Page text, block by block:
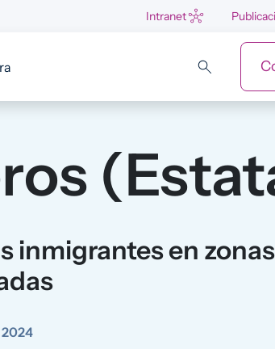
Intranet
inmigrantes en
2024